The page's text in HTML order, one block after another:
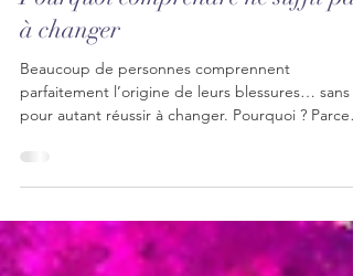
Jun 19
3 min read
Pourquoi comprendre ne suffit pas
à changer
Beaucoup de personnes comprennent
parfaitement l’origine de leurs blessures… sans
processus différents. La véritable guérison ne
pas seulement de l’analyse, mais d’une
expérience vécue de sécurité, de présence et